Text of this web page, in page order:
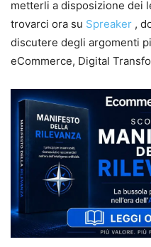
metterli a disposizione dei
trovarci ora su Spreaker ,
discutere degli argomenti
eCommerce, Digital